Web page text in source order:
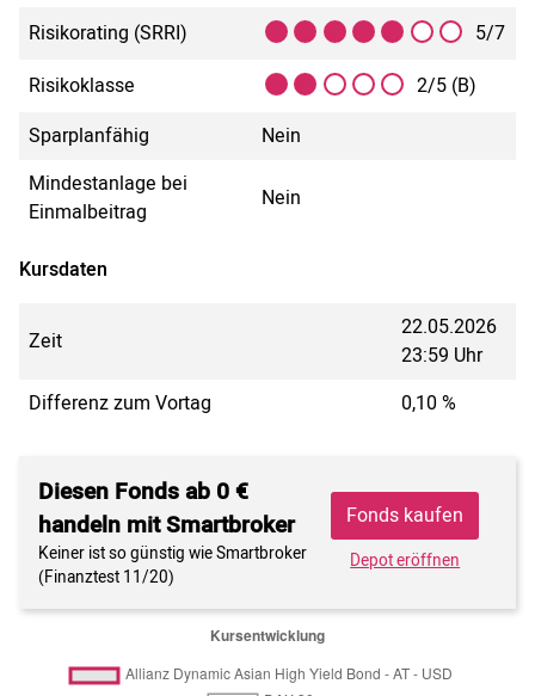
Risikorating (SRRI)
5/7
Risikoklasse
2/5 (B)
Sparplanfähig
Nein
Mindestanlage bei
Einmalbeitrag
Nein
Kursdaten
Zeit
22.05.2026
23:59 Uhr
Differenz zum Vortag
0,10 %
Diesen Fonds ab 0 €
handeln mit Smartbroker
Keiner ist so günstig wie Smartbroker
(Finanztest 11/20)
Fonds kaufen
Depot eröffnen